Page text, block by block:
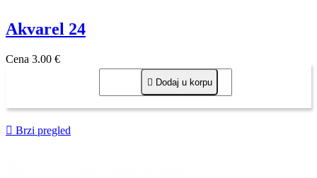
Akvarel 24
Cena 3,00 €
 Dodaj u korpu
 Brzi pregled